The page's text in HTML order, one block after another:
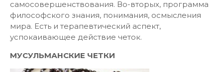
самосовершенствования. Во-вторых, программа
философского знания, понимания, осмысления
мира. Есть и терапевтический аспект,
успокаивающее действие четок.
МУСУЛЬМАНСКИЕ ЧЕТКИ